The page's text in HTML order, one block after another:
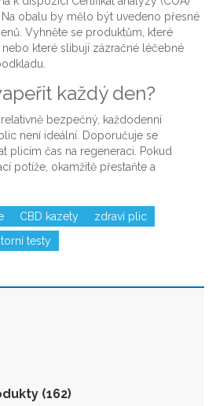
obalu by mělo být uvedeno přesné
Vyhněte se produktům, které
které slibují zázračné léčebné
každý den?
relativně bezpečný, každodenní
není ideální. Doporučuje se
plicím čas na regeneraci. Pokud
potíže, okamžitě přestaňte a
CBD kazety
zdraví plic
testy
(162)